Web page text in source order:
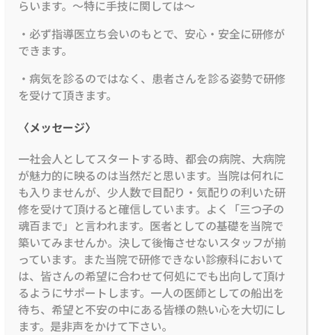
らいます。～特に手技に関しては～
・必ず指導医立ち会いのもとで、安心・安全に研修が
できます。
・病気を診るのではなく、患者さんを診る姿勢で研修
を受けて頂きます。
〈メッセージ〉
一社会人としてスタートする時、都会の病院、大病院
が魅力的に映るのは当然だと思います。当院は何れに
も入りませんが、少人数で目配り・気配りの利いた研
修を受けて頂けると確信しています。よく「三つ子の
魂百まで」と言われます。医者としての基礎を当院で
築いてみませんか。決して後悔させないスタッフが揃
っています。また当院で研修できない診療科において
は、皆さんの希望に合わせて何処にでも出向して頂け
るようにサポートします。一人の医師としての船出を
待ち、希望と不安の中にある皆様の熱い心を大切にし
ます。是非声をかけて下さい。